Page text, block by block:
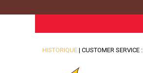
HISTORIQUE | CUSTOMER SERVICE :